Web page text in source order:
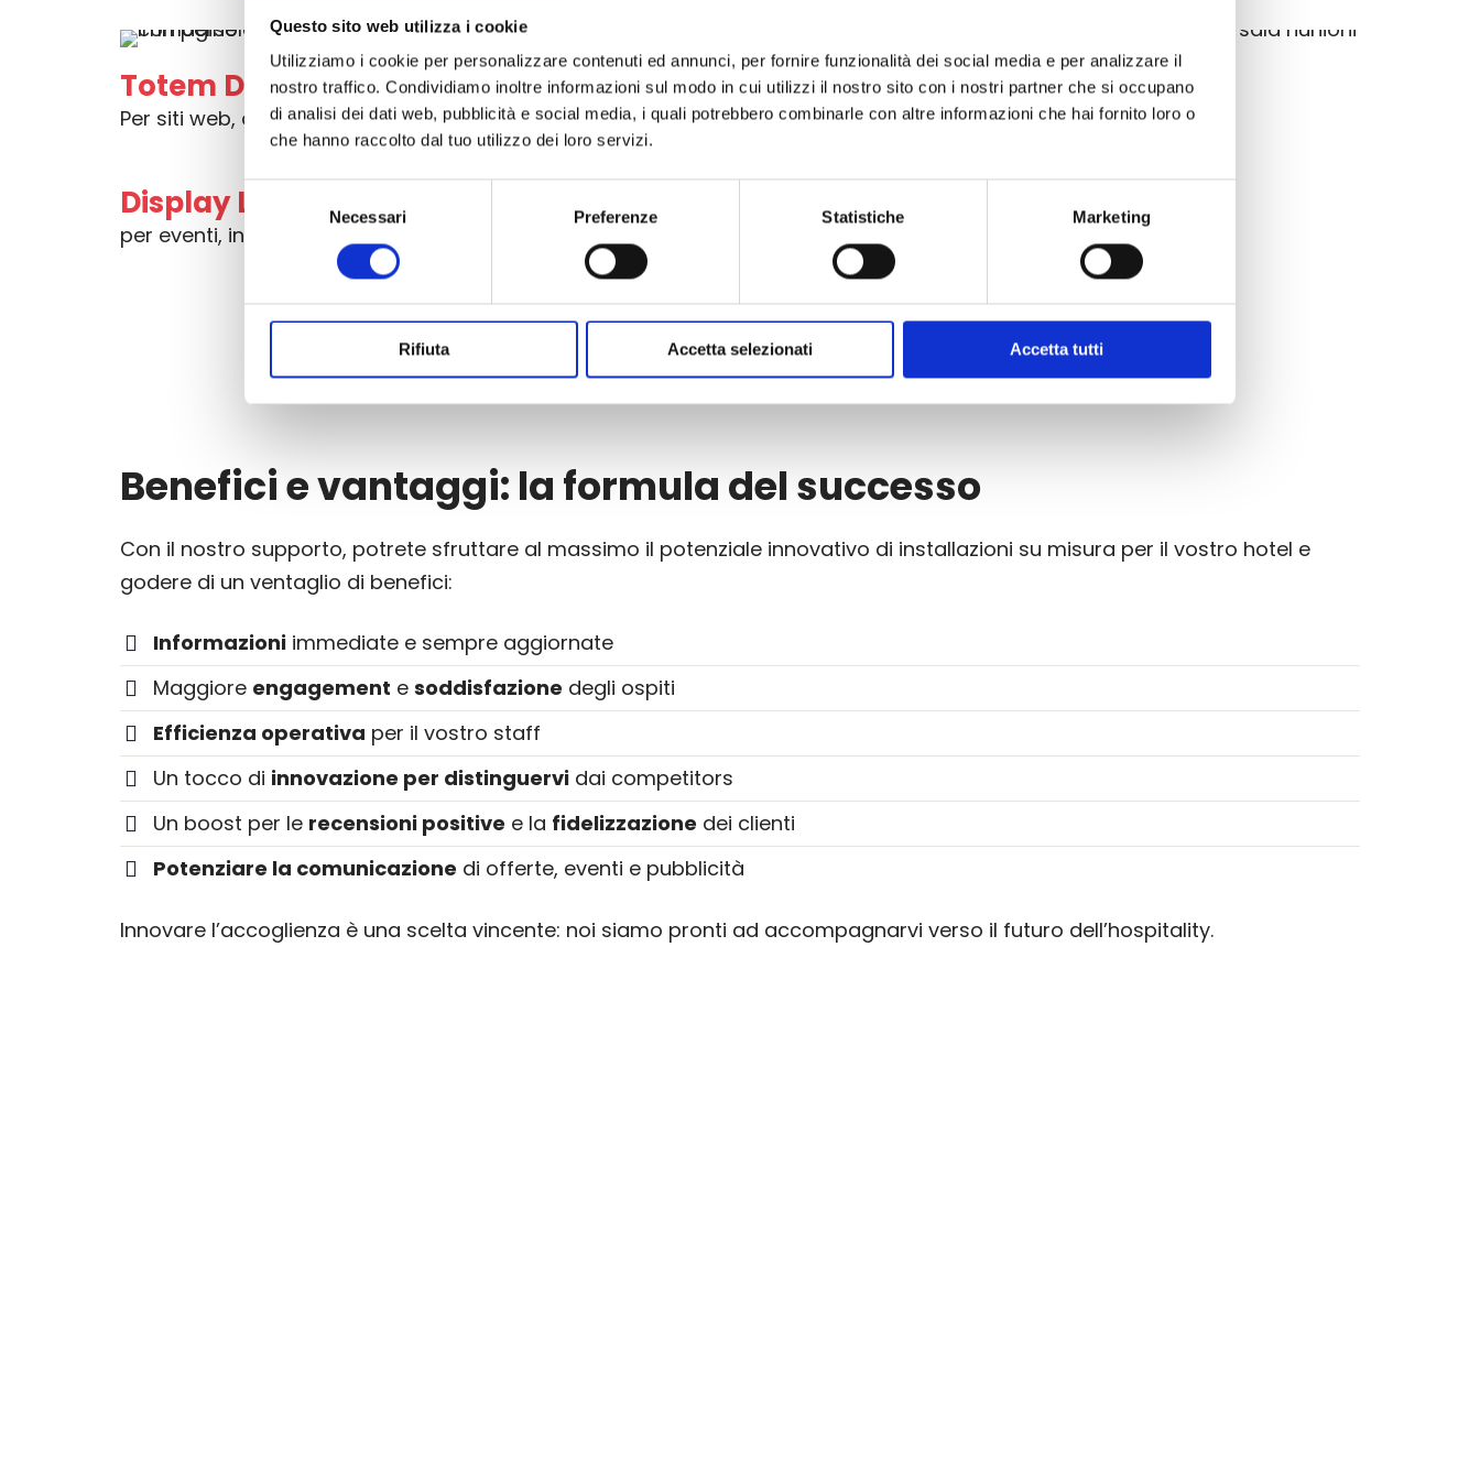
Questo sito web utilizza i cookie
Utilizziamo i cookie per personalizzare contenuti ed annunci, per fornire funzionalità dei social media e per analizzare il
nostro traffico. Condividiamo inoltre informazioni sul modo in cui utilizzi il nostro sito con i nostri partner che si occupano
di analisi dei dati web, pubblicità e social media, i quali potrebbero combinarle con altre informazioni che hai fornito loro o
che hanno raccolto dal tuo utilizzo dei loro servizi.
Selezione
del
Necessari Preferenze Statistiche Marketing
Rifiuta Accetta selezionati Accetta tutti
Totem Digitali Touch
Per siti web, check-in e informazioni interattive
MonitoreLim
per reception, sale conferenze e spazi comuni
Display Led personalizzati
per eventi, insegne, advertising e interior design
Digital Signage
per aggiornamenti in tempo reale e promozioni
Benefici e vantaggi: la formula del successo
Con il nostro supporto, potrete sfruttare al massimo il potenziale innovativo di installazioni su misura per il vostro hotel e
godere di un ventaglio di benefici:
Informazioni immediate e sempre aggiornate
Maggiore engagement e soddisfazione degli ospiti
Efficienza operativa per il vostro staff
Un tocco di innovazione per distinguervi dai competitors
Un boost per le recensioni positive e la fidelizzazione dei clienti
Potenziare la comunicazione di offerte, eventi e pubblicità
Innovare l’accoglienza è una scelta vincente: noi siamo pronti ad accompagnarvi verso il futuro dell’hospitality.